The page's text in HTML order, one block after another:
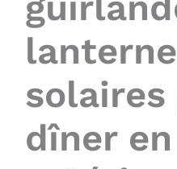
solaires
dîner en